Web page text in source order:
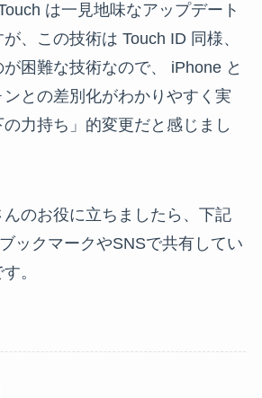
は一見地味なアップデート
、この技術は Touch ID 同様、
困難な技術なので、 iPhone と
との差別化がわかりやすく実
力持ち」的変更だと感じまし
のお役に立ちましたら、下記
ックマークやSNSで共有してい
。